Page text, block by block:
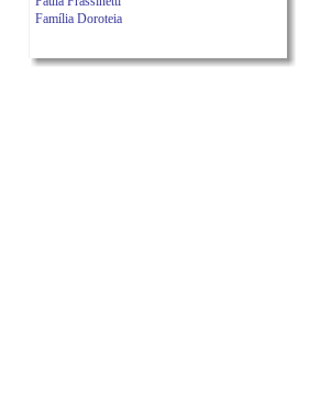
Família Doroteia